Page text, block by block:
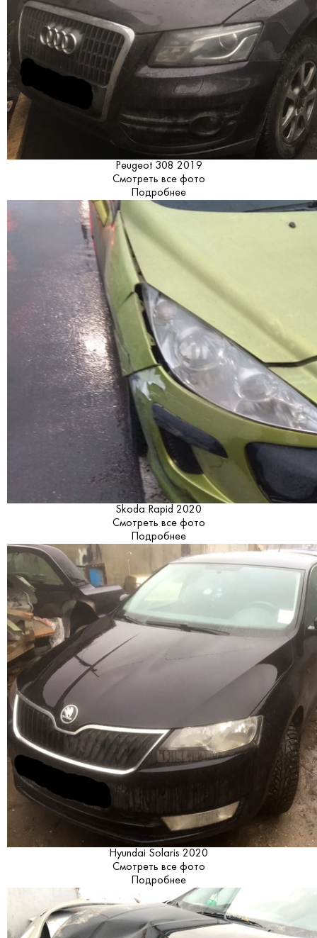
Peugeot 308 2019
Смотреть все фото
Подробнее
Skoda Rapid 2020
Смотреть все фото
Подробнее
Hyundai Solaris 2020
Смотреть все фото
Подробнее